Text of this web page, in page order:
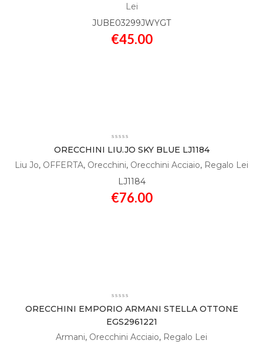
Lei
JUBE03299JWYGT
€45.00
ORECCHINI LIU.JO SKY BLUE LJ1184
Liu Jo, OFFERTA, Orecchini, Orecchini Acciaio, Regalo Lei
LJ1184
€76.00
ORECCHINI EMPORIO ARMANI STELLA OTTONE
EGS2961221
Armani, Orecchini Acciaio, Regalo Lei